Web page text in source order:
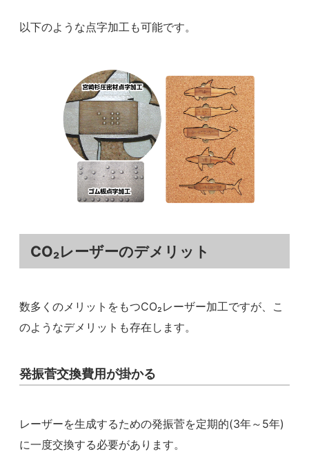
以下のような点字加工も可能です。
CO₂レーザーのデメリット
数多くのメリットをもつCO₂レーザー加工ですが、こ
のようなデメリットも存在します。
発振菅交換費用が掛かる
レーザーを生成するための発振菅を定期的(3年～5年)
に一度交換する必要があります。